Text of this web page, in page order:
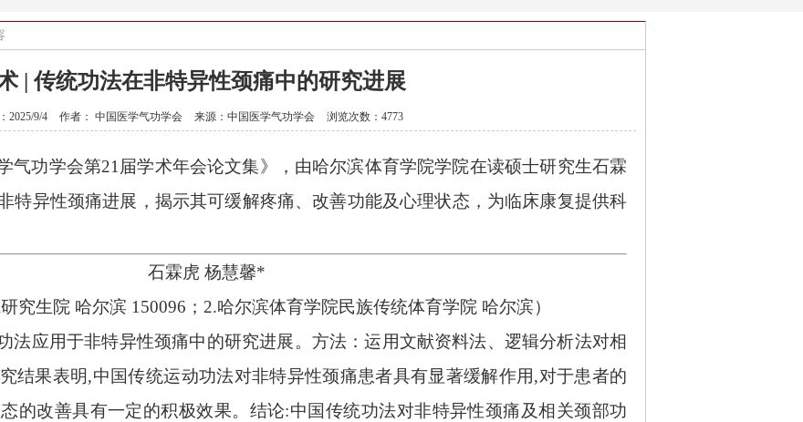
| 传统功法在非特异性颈痛中的研究进展
2025/9/4 作者： 中国医学气功学会 来源：中国医学气功学会 浏览次数：4773
气功学会第21届学术年会论文集》，由哈尔滨体育学院学院在读硕士研究生石霖
特异性颈痛进展，揭示其可缓解疼痛、改善功能及心理状态，为临床康复提供科
石霖虎 杨慧馨*
究生院 哈尔滨 150096；2.哈尔滨体育学院民族传统体育学院 哈尔滨）
法应用于非特异性颈痛中的研究进展。方法：运用文献资料法、逻辑分析法对相
结果表明,中国传统运动功法对非特异性颈痛患者具有显著缓解作用,对于患者的
的改善具有一定的积极效果。结论:中国传统功法对非特异性颈痛及相关颈部功